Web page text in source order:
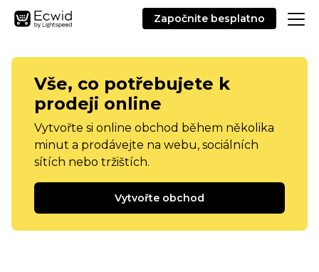
Započnite besplatno
Vše, co potřebujete k
prodeji online
Vytvořte si online obchod během několika
minut a prodávejte na webu, sociálních
sítích nebo tržištích.
Vytvořte obchod